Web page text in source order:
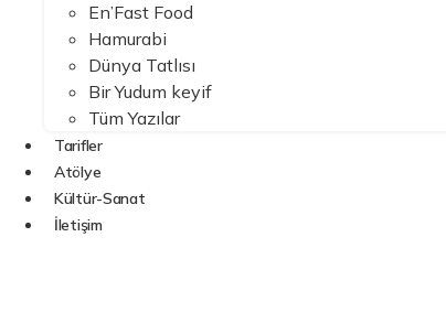
En’Fast Food
Hamurabi
Dünya Tatlısı
Bir Yudum keyif
Tüm Yazılar
Tarifler
Atölye
Kültür-Sanat
İletişim